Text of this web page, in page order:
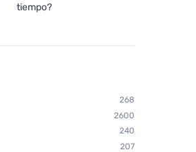
tiempo?
268
2600
240
207